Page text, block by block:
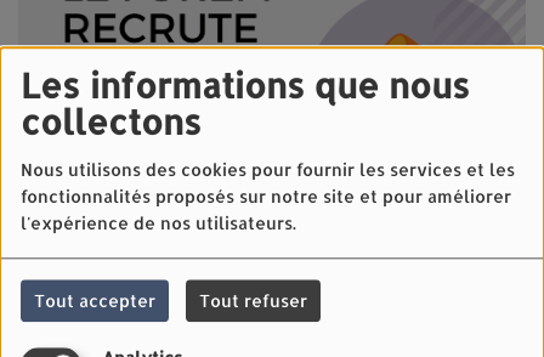
Les informations que nous
collectons
Nous utilisons des cookies pour fournir les services et les
fonctionnalités proposés sur notre site et pour améliorer
l'expérience de nos utilisateurs.
Tout accepter Tout refuser
16 JUIN 2025 - 2353 VUES